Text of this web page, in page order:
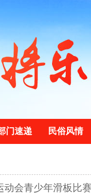
门速递 民俗风情
会青少年滑板比